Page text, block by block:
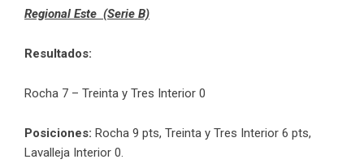
Regional Este (Serie B)
Resultados:
Rocha 7 – Treinta y Tres Interior 0
Posiciones: Rocha 9 pts, Treinta y Tres Interior 6 pts,
Lavalleja Interior 0.